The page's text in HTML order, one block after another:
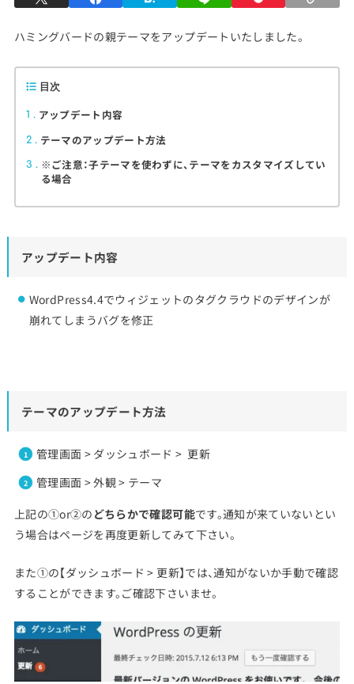
ハミングバードの親テーマをアップデートいたしました。
目次
1 アップデート内容
2 テーマのアップデート方法
3
※ご注意：子テーマを使わずに、テーマをカスタマイズしてい
る場合
アップデート内容
WordPress4.4でウィジェットのタグクラウドのデザインが
崩れてしまうバグを修正
テーマのアップデート方法
管理画面 > ダッシュボード > 更新
管理画面 > 外観 > テーマ
上記の①or②の どちらかで確認可能です。通知が来ていないとい
う場合はページを再度更新してみて下さい。
また①の【ダッシュボード > 更新】では、通知がないか手動で確認
することができます。ご確認下さいませ。